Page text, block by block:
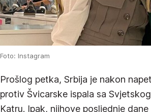
Foto: Instagram
Prošlog petka, Srbija je nakon
protiv Švicarske ispala sa
Katru. Ipak, njihove posljednje